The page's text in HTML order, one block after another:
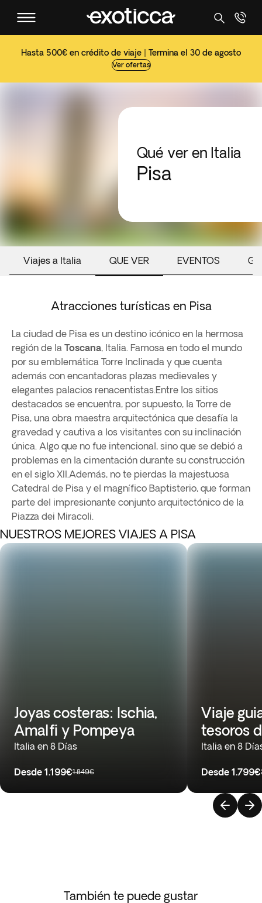
Hasta 500€ en crédito de viaje | Termina el 30 de agosto
Ver ofertas
Qué ver en Italia
Pisa
Viajes a Italia QUE VER EVENTOS
Atracciones turísticas en Pisa
La ciudad de Pisa es un destino icónico en la hermosa
región de la Toscana, Italia. Famosa en todo el mundo
por su emblemática Torre Inclinada y que cuenta
además con encantadoras plazas medievales y
elegantes palacios renacentistas.Entre los sitios
destacados se encuentra, por supuesto, la Torre de
Pisa, una obra maestra arquitectónica que desafía la
gravedad y cautiva a los visitantes con su inclinación
única. Algo que no fue intencional, sino que se debió a
problemas en la cimentación durante su construcción
en el siglo XII.Además, no te pierdas la majestuosa
Catedral de Pisa y el magnífico Baptisterio, que forman
parte del impresionante conjunto arquitectónico de la
Piazza dei Miracoli.
NUESTROS MEJORES VIAJES A PISA
Joyas costeras: Ischia,
Amalfi y Pompeya
Italia en 8 Días
Desde 1.199€1.849€
Viaje
tesoros
Italia en 8
Desde 1.799€
También te puede gustar